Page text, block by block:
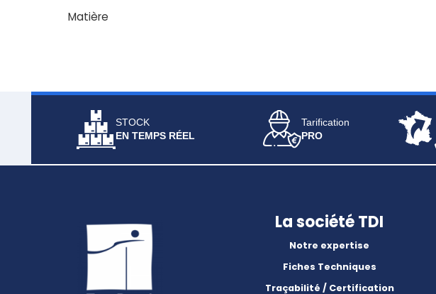
Matière
STOCK
EN TEMPS RÉEL
Tarification
PRO
La société TDI
Notre expertise
Fiches Techniques
Traçabilité / Certification